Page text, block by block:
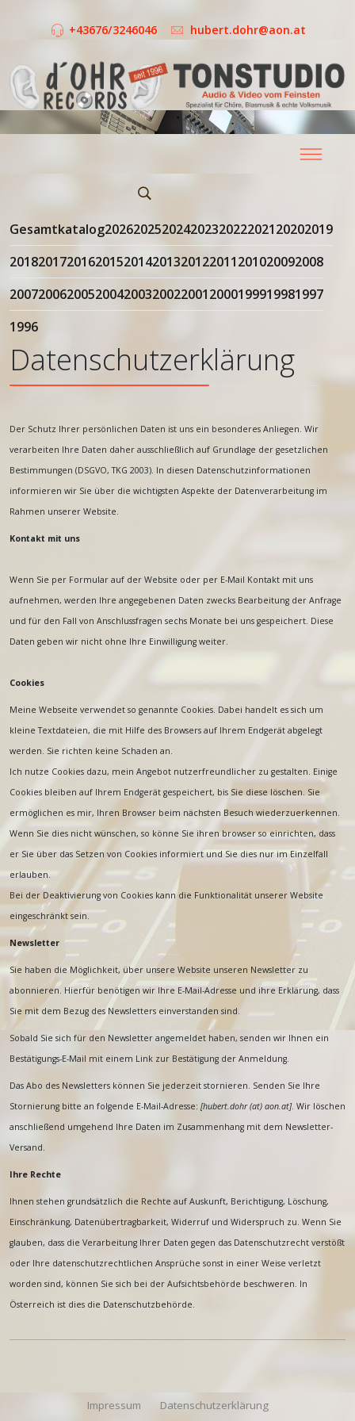
+43676/3246046 hubert.dohr@aon.at
Gesamtkatalog20262025202420232022202120202019
20182017201620152014201320122011201020092008
20072006200520042003200220012000199919981997
1996
Datenschutzerklärung
Der Schutz Ihrer persönlichen Daten ist uns ein besonderes Anliegen. Wir
verarbeiten Ihre Daten daher ausschließlich auf Grundlage der gesetzlichen
Bestimmungen (DSGVO, TKG 2003). In diesen Datenschutzinformationen
informieren wir Sie über die wichtigsten Aspekte der Datenverarbeitung im
Rahmen unserer Website.
Kontakt mit uns
Wenn Sie per Formular auf der Website oder per E-Mail Kontakt mit uns
aufnehmen, werden Ihre angegebenen Daten zwecks Bearbeitung der Anfrage
und für den Fall von Anschlussfragen sechs Monate bei uns gespeichert. Diese
Daten geben wir nicht ohne Ihre Einwilligung weiter.
Cookies
Meine Webseite verwendet so genannte Cookies. Dabei handelt es sich um
kleine Textdateien, die mit Hilfe des Browsers auf Ihrem Endgerät abgelegt
werden. Sie richten keine Schaden an.
Ich nutze Cookies dazu, mein Angebot nutzerfreundlicher zu gestalten. Einige
Cookies bleiben auf Ihrem Endgerät gespeichert, bis Sie diese löschen. Sie
ermöglichen es mir, Ihren Browser beim nächsten Besuch wiederzuerkennen.
Wenn Sie dies nicht wünschen, so könne Sie ihren browser so einrichten, dass
er Sie über das Setzen von Cookies informiert und Sie dies nur im Einzelfall
erlauben.
Bei der Deaktivierung von Cookies kann die Funktionalität unserer Website
eingeschränkt sein.
Newsletter
Sie haben die Möglichkeit, über unsere Website unseren Newsletter zu
abonnieren. Hierfür benötigen wir Ihre E-Mail-Adresse und ihre Erklärung, dass
Sie mit dem Bezug des Newsletters einverstanden sind.
Sobald Sie sich für den Newsletter angemeldet haben, senden wir Ihnen ein
Bestätigungs-E-Mail mit einem Link zur Bestätigung der Anmeldung.
Das Abo des Newsletters können Sie jederzeit stornieren. Senden Sie Ihre
Stornierung bitte an folgende E-Mail-Adresse: [hubert.dohr (at) aon.at]. Wir löschen
anschließend umgehend Ihre Daten im Zusammenhang mit dem Newsletter-
Versand.
Ihre Rechte
Ihnen stehen grundsätzlich die Rechte auf Auskunft, Berichtigung, Löschung,
Einschränkung, Datenübertragbarkeit, Widerruf und Widerspruch zu. Wenn Sie
glauben, dass die Verarbeitung Ihrer Daten gegen das Datenschutzrecht verstößt
oder Ihre datenschutzrechtlichen Ansprüche sonst in einer Weise verletzt
worden sind, können Sie sich bei der Aufsichtsbehörde beschweren. In
Österreich ist dies die Datenschutzbehörde.
Impressum
Datenschutzerklärung